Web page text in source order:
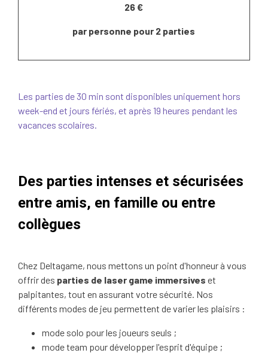
26 €
par personne pour 2 parties
Les parties de 30 min sont disponibles uniquement hors
week-end et jours fériés, et après 19 heures pendant les
vacances scolaires.
Des parties intenses et sécurisées
entre amis, en famille ou entre
collègues
Chez Deltagame, nous mettons un point d'honneur à vous
offrir des parties de laser game immersives et
palpitantes, tout en assurant votre sécurité. Nos
différents modes de jeu permettent de varier les plaisirs :
mode solo pour les joueurs seuls ;
mode team pour développer l'esprit d'équipe ;